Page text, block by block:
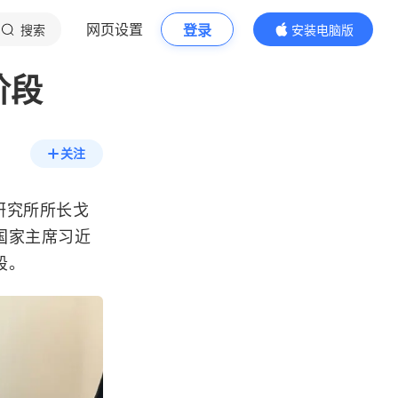
搜索 网页设置 登录
安装电脑版
内容更精彩
段
关注
所所长戈
家主席习近